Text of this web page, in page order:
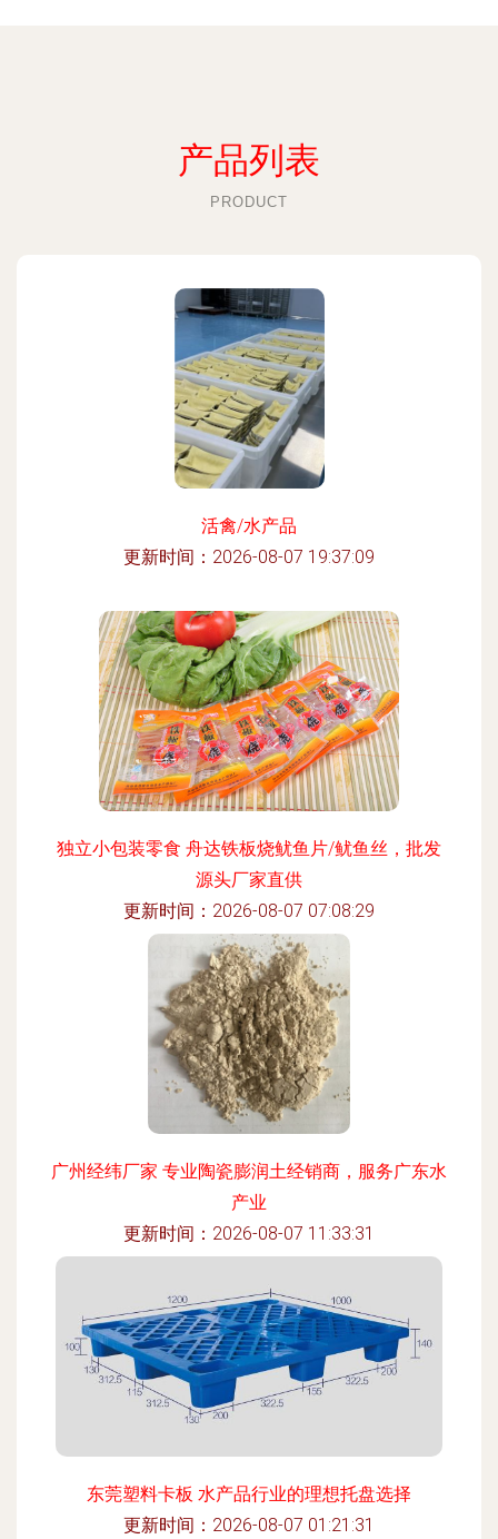
产品列表
PRODUCT
活禽/水产品
更新时间：2026-08-07 19:37:09
独立小包装零食 舟达铁板烧鱿鱼片/鱿鱼丝，批发
源头厂家直供
更新时间：2026-08-07 07:08:29
广州经纬厂家 专业陶瓷膨润土经销商，服务广东水
产业
更新时间：2026-08-07 11:33:31
东莞塑料卡板 水产品行业的理想托盘选择
更新时间：2026-08-07 01:21:31